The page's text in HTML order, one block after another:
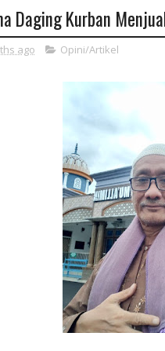
Daging Kurban
ago Opini/Artikel